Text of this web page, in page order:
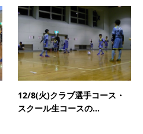
12/8(火)クラブ選手コース・
スクール生コースの...